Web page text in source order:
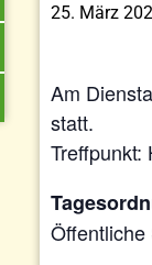
25. März
Am
statt.
Treffpunkt:
Öffentliche